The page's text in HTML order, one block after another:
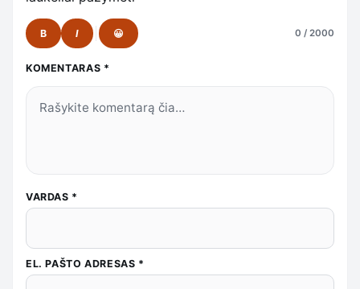
B I 😀 0 / 2000
KOMENTARAS *
VARDAS *
EL. PAŠTO ADRESAS *